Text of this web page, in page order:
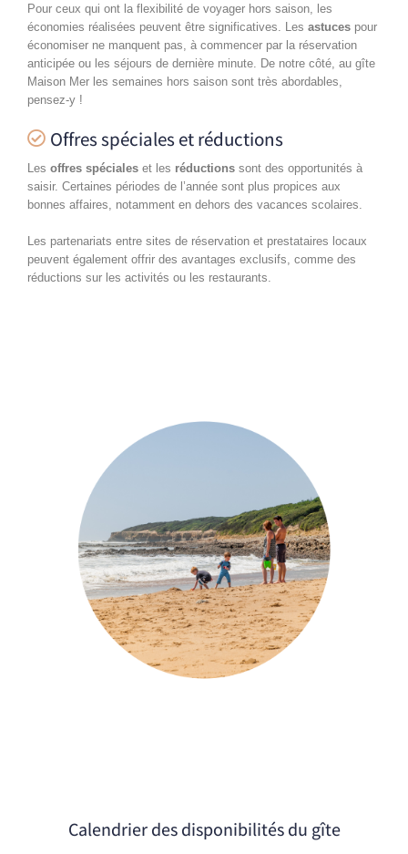
Pour ceux qui ont la flexibilité de voyager hors saison, les
économies réalisées peuvent être significatives. Les astuces pour
économiser ne manquent pas, à commencer par la réservation
anticipée ou les séjours de dernière minute. De notre côté, au gîte
Maison Mer les semaines hors saison sont très abordables,
pensez-y !
Offres spéciales et réductions
Les offres spéciales et les réductions sont des opportunités à
saisir. Certaines périodes de l’année sont plus propices aux
bonnes affaires, notamment en dehors des vacances scolaires.
Les partenariats entre sites de réservation et prestataires locaux
peuvent également offrir des avantages exclusifs, comme des
réductions sur les activités ou les restaurants.
Calendrier des disponibilités du gîte